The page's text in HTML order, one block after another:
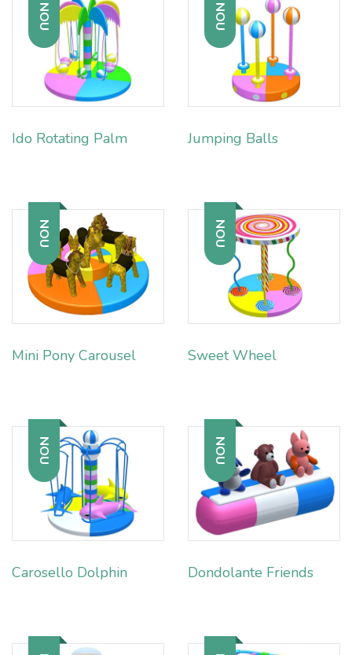
NOU
Ido Rotating Palm
NOU
Jumping Balls
NOU
Mini Pony Carousel
NOU
Sweet Wheel
NOU
Carosello Dolphin
NOU
Dondolante Friends